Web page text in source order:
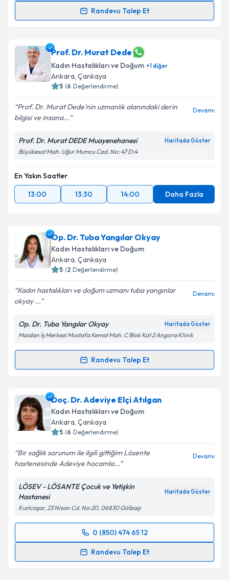
Takvim Talebini Gönder
Randevu Talep Et
takvim hazırlandığında e-posta ile bilgilendireceğiz.
E-posta Adresiniz
Kişisel verilerimin işlenmesine ilişkin
kapsamda işlenmesini kabul ediyorum.
Prof. Dr. Murat Dede
Kadın Hastalıkları ve Doğum +1diğer
Ankara, Çankaya
5 (6 Değerlendirme)
Prof. Dr. Murat Dede'nin uzmanlık alanındaki derin
bilgisi ve insana...
Devamı
Prof. Dr. Murat DEDE Muayenehanesi Haritada Göster
Büyükesat Mah. Uğur Mumcu Cad. No: 47 D:4
En Yakın Saatler
13:00
13:30 14:00 Daha Fazla
Op. Dr. Tuba Yangılar Okyay
Kadın Hastalıkları ve Doğum
Ankara, Çankaya
5 (2 Değerlendirme)
Kadın hastalıkları ve doğum uzmanı tuba yangınlar
okyay ...
Devamı
Op. Dr. Tuba Yangılar Okyay Haritada Göster
Maidan İş Merkezi Mustafa Kemal Mah. C Blok Kat 2 Angora Klinik
Randevu Talep Et
Randevu Takvimi Talebi
Op. Dr. Tuba Yangılar Okyayiçin randevu takvimi
talebi oluşturun. Size bu uzmandan randevu almanız
için bir takvim hazırlandığında e-posta ile
bilgilendireceğiz.
E-posta Adresiniz
Kişisel verilerimin işlenmesine ilişkin
Metni'ni okudum ve kişisel verilerimin belirtilen
kapsamda işlenmesini kabul ediyorum.
Takvim Talebini Gönder
Doç. Dr. Adeviye Elçi Atılgan
Kadın Hastalıkları ve Doğum
Ankara, Çankaya
5 (6 Değerlendirme)
Bir sağlık sorunum ile ilgili gittiğim Lösente
hastenesinde Adeviye hocamla...
Devamı
LÖSEV - LÖSANTE Çocuk ve Yetişkin
Hastanesi
Haritada Göster
Kızılcaşar, 23 Nisan Cd. No:20, 06830 Gölbaşi
0 (850) 474 65 12
Randevu Talep Et
Randevu Takvimi Talebi